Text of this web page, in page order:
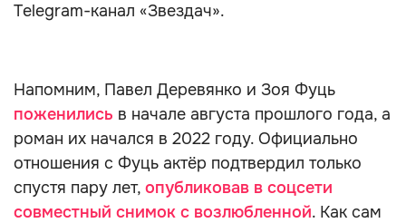
Telegram-канал «Звездач».
Напомним, Павел Деревянко и Зоя Фуць
поженились в начале августа прошлого года, а
роман их начался в 2022 году. Официально
отношения с Фуць актёр подтвердил только
спустя пару лет, опубликовав в соцсети
совместный снимок с возлюбленной. Как сам